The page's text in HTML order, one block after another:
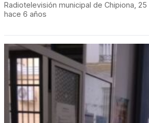
Radiotelevisión municipal de Chipiona,
hace 6 años